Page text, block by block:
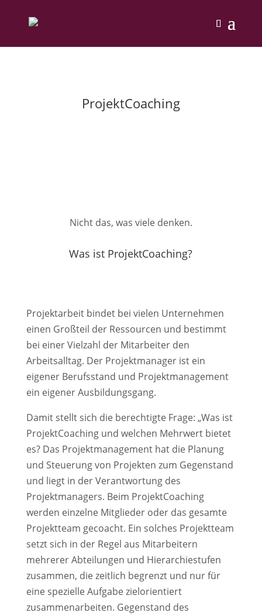
ProjektCoaching
Nicht das, was viele denken.
Was ist ProjektCoaching?
Projektarbeit bindet bei vielen Unternehmen
einen Großteil der Ressourcen und bestimmt
bei einer Vielzahl der Mitarbeiter den
Arbeitsalltag. Der Projektmanager ist ein
eigener Berufsstand und Projektmanagement
ein eigener Ausbildungsgang.
Damit stellt sich die berechtigte Frage: „Was ist
ProjektCoaching und welchen Mehrwert bietet
es? Das Projektmanagement hat die Planung
und Steuerung von Projekten zum Gegenstand
und liegt in der Verantwortung des
Projektmanagers. Beim ProjektCoaching
werden einzelne Mitglieder oder das gesamte
Projektteam gecoacht. Ein solches Projektteam
setzt sich in der Regel aus Mitarbeitern
mehrerer Abteilungen und Hierarchiestufen
zusammen, die zeitlich begrenzt und nur für
eine spezielle Aufgabe zielorientiert
zusammenarbeiten. Gegenstand des